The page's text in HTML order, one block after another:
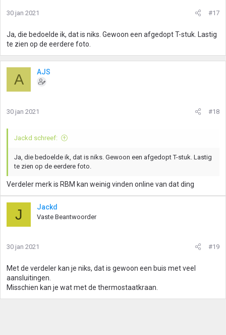
30 jan 2021 #17
Ja, die bedoelde ik, dat is niks. Gewoon een afgedopt T-stuk. Lastig
te zien op de eerdere foto.
A AJS
30 jan 2021 #18
Jackd schreef:
Ja, die bedoelde ik, dat is niks. Gewoon een afgedopt T-stuk. Lastig
te zien op de eerdere foto.
Verdeler merk is RBM kan weinig vinden online van dat ding
J Jackd
Vaste Beantwoorder
30 jan 2021 #19
Met de verdeler kan je niks, dat is gewoon een buis met veel
aansluitingen.
Misschien kan je wat met de thermostaatkraan.